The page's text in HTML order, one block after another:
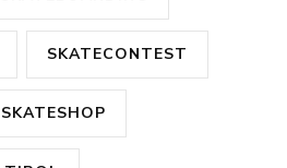
SKATECONTEST
SKATESHOP